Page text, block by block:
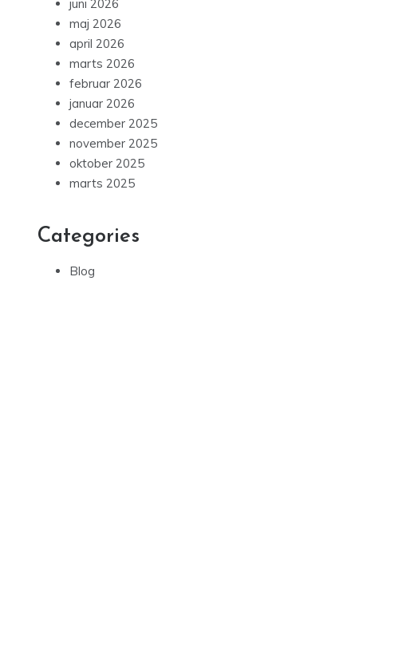
juni 2026
maj 2026
april 2026
marts 2026
februar 2026
januar 2026
december 2025
november 2025
oktober 2025
marts 2025
Categories
Blog